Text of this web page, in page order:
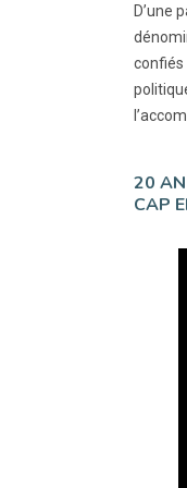
D’une
confiés
20
CAP